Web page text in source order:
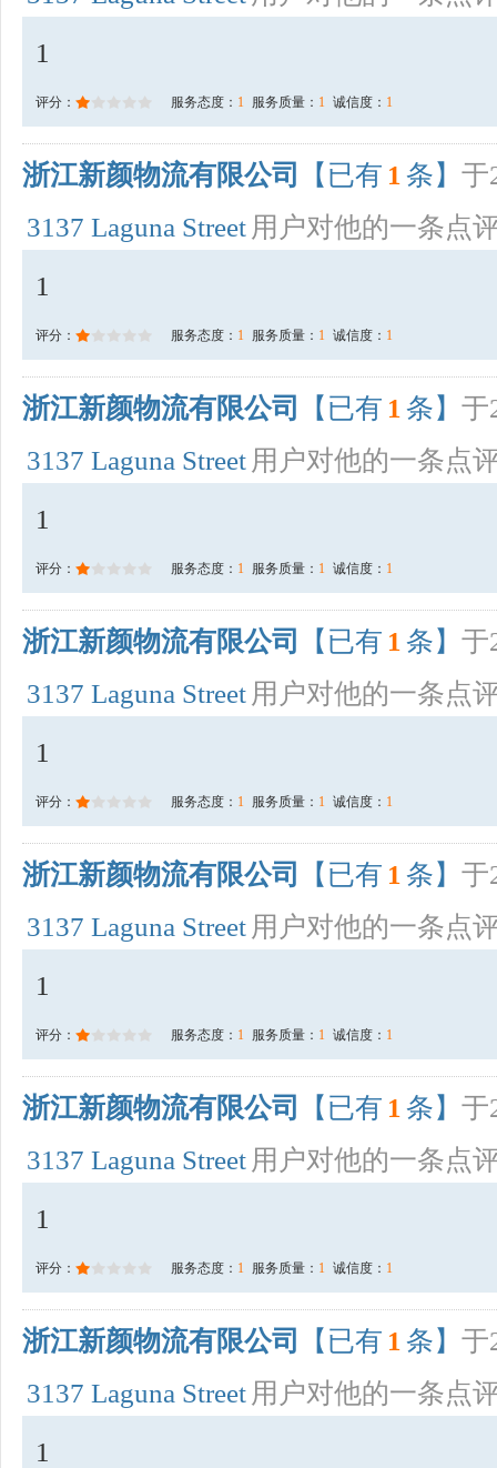
1
评分： 服务态度： 1 服务质量： 1 诚信度： 1
浙江新颜物流有限公司 【已有 1 条】 于
3137 Laguna Street 用户对他的一条点
1
评分： 服务态度： 1 服务质量： 1 诚信度： 1
浙江新颜物流有限公司 【已有 1 条】 于
3137 Laguna Street 用户对他的一条点
1
评分： 服务态度： 1 服务质量： 1 诚信度： 1
浙江新颜物流有限公司 【已有 1 条】 于
3137 Laguna Street 用户对他的一条点
1
评分： 服务态度： 1 服务质量： 1 诚信度： 1
浙江新颜物流有限公司 【已有 1 条】 于
3137 Laguna Street 用户对他的一条点
1
评分： 服务态度： 1 服务质量： 1 诚信度： 1
浙江新颜物流有限公司 【已有 1 条】 于
3137 Laguna Street 用户对他的一条点
1
评分： 服务态度： 1 服务质量： 1 诚信度： 1
浙江新颜物流有限公司 【已有 1 条】 于
3137 Laguna Street 用户对他的一条点
1